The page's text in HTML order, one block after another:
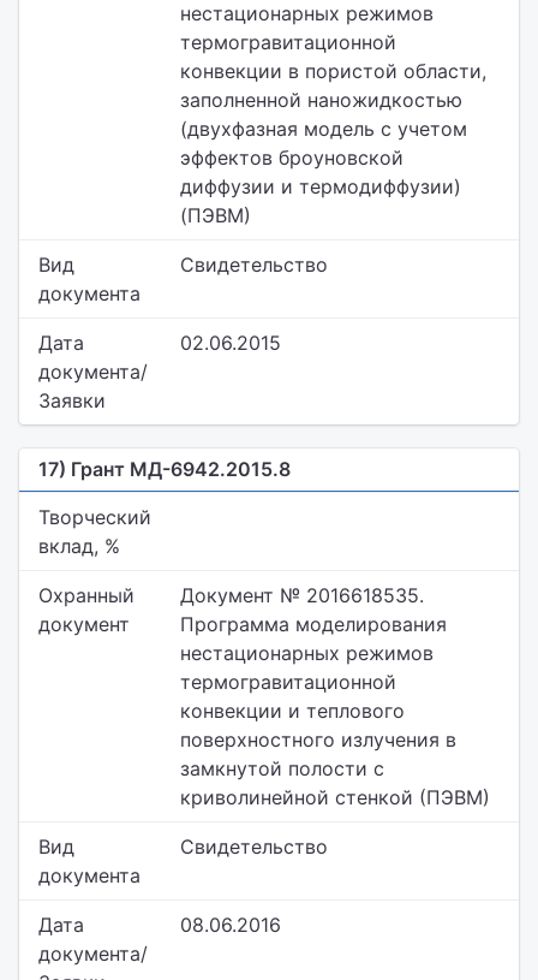
нестационарных режимов
термогравитационной
конвекции в пористой области,
заполненной наножидкостью
(двухфазная модель с учетом
эффектов броуновской
диффузии и термодиффузии)
(ПЭВМ)
Вид
документа
Свидетельство
Дата
документа/
Заявки
02.06.2015
17) Грант МД-6942.2015.8
Творческий
вклад, %
Охранный
документ
Документ № 2016618535.
Программа моделирования
нестационарных режимов
термогравитационной
конвекции и теплового
поверхностного излучения в
замкнутой полости с
криволинейной стенкой (ПЭВМ)
Вид
документа
Свидетельство
Дата
документа/
08.06.2016